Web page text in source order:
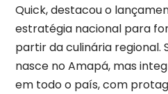
Quick, destacou o
estratégia nacional para
partir da culinária regional.
nasce no Amapá, mas
em todo o país, com